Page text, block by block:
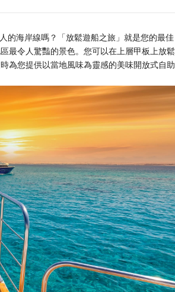
的海岸線嗎？「放鬆遊船之旅」就是您的最佳
最令人驚豔的景色。您可以在上層甲板上放鬆
為您提供以當地風味為靈感的美味開放式自助